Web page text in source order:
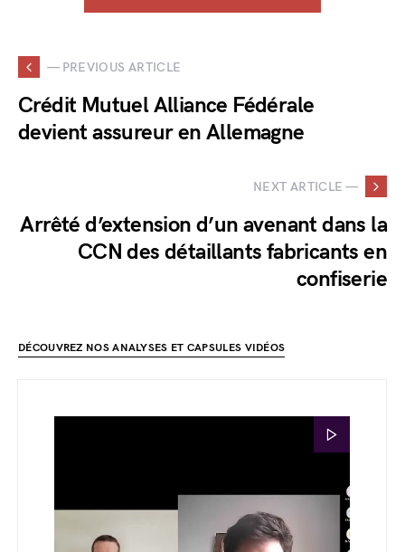
— PREVIOUS ARTICLE
Crédit Mutuel Alliance Fédérale
devient assureur en Allemagne
NEXT ARTICLE —
Arrêté d’extension d’un avenant dans la
CCN des détaillants fabricants en
confiserie
DÉCOUVREZ NOS ANALYSES ET CAPSULES VIDÉOS